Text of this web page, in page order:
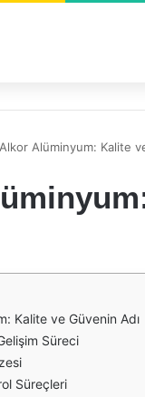
Alkor Alüminyum: Kalite
Kalite ve Güvenin Adı
Süreci
Süreçleri